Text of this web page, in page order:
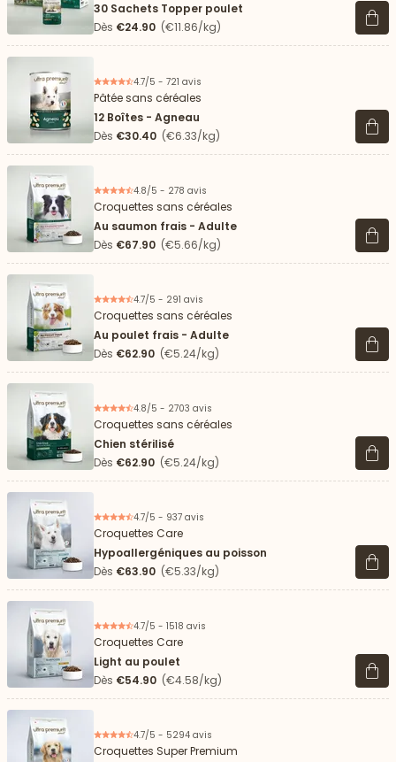
30 Sachets Topper poulet
Dès €24.90 (€11.86/kg) Voir
4.7/5 - 721 avis
Pâtée sans céréales
12 Boîtes - Agneau
Dès €30.40 (€6.33/kg) Voir
4.8/5 - 278 avis
Croquettes sans céréales
Au saumon frais - Adulte
Dès €67.90 (€5.66/kg) Voir
4.7/5 - 291 avis
Croquettes sans céréales
Au poulet frais - Adulte
Dès €62.90 (€5.24/kg) Voir
4.8/5 - 2703 avis
Croquettes sans céréales
Chien stérilisé
Dès €62.90 (€5.24/kg) Voir
4.7/5 - 937 avis
Croquettes Care
Hypoallergéniques au poisson
Dès €63.90 (€5.33/kg) Voir
4.7/5 - 1518 avis
Croquettes Care
Light au poulet
Dès €54.90 (€4.58/kg) Voir
4.7/5 - 5294 avis
Croquettes Super Premium